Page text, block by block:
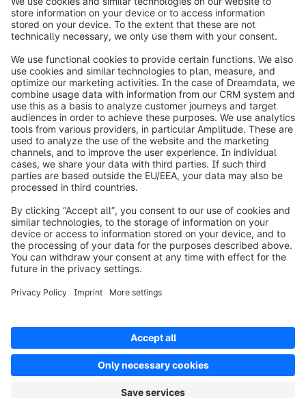
info@shopware.com
Over Shopware
Product
Oplossingen
Partners
Developers
Resources
Terms & ConditionsPrivacyLegal notice
Digital Services Act (DSA)
Copyright © shopware AG - All rights reserved